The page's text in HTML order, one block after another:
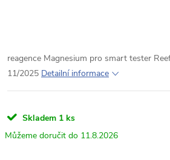
reagence Magnesium pro smart tester
11/2025 Detailní informace
Skladem 1 ks
11.8.2026